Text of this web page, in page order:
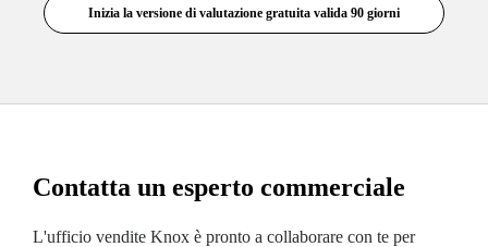
Contatta un esperto commerciale
L'ufficio vendite Knox è pronto a collaborare con te per